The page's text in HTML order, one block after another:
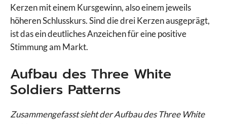
Kerzen mit einem Kursgewinn, also einem jeweils
höheren Schlusskurs. Sind die drei Kerzen ausgeprägt,
ist das ein deutliches Anzeichen für eine positive
Stimmung am Markt.
Aufbau des Three White
Soldiers Patterns
Zusammengefasst sieht der Aufbau des Three White